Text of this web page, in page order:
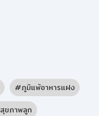
ภูมิแพ้อาหารแฝง
สุขภาพลูก